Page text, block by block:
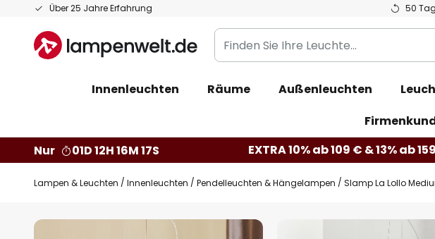
Über 25 Jahre Erfahrung 50
Zum
springen
Finden
Sie
Leuchte...
Innenleuchten Räume Außenleuchten
Nur
01D 12H 16M 16S EXTRA 10% ab 109 € & 13% ab
Lampen & Leuchten Innenleuchten Pendelleuchten & Hängelampen Slamp La Lollo
Zum